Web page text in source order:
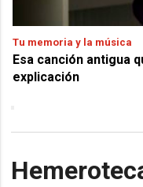
Tu memoria y la música
Esa canción antigua
explicación